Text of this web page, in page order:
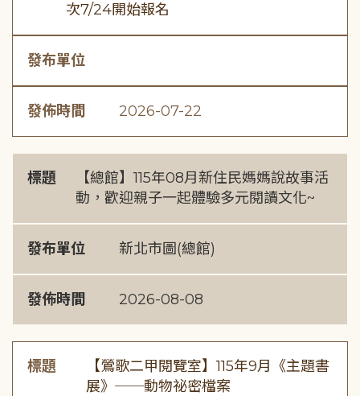
次7/24開始報名
發布單位
發佈時間 2026-07-22
標題
【總館】115年08月新住民媽媽說故事活
動，歡迎親子一起體驗多元閱讀文化~
發布單位 新北市圖(總館)
發佈時間 2026-08-08
標題
【鶯歌二甲閱覽室】115年9月《主題書
展》──動物祕密檔案